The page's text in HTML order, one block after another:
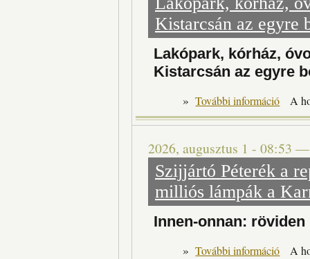
Kistarcsán az egyre
Lakópark, kórház,
Kistarcsán az egyre
» További információ A
2026, augusztus 1 - 08:53
Szijjártó Péterék a
milliós lámpák a
Innen-onnan: röviden
» További információ A